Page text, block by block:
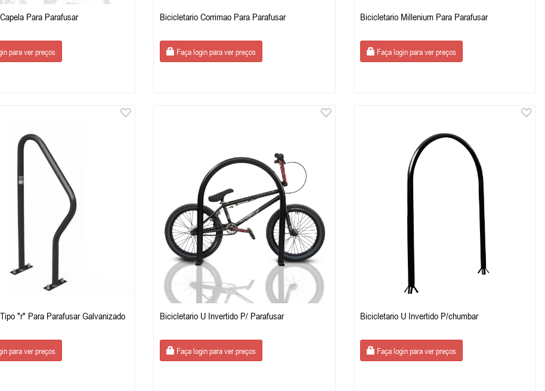
Para Parafusar
para ver preços
Bicicletario Corrimao Para Parafusar
Faça login para ver preços
Bicicletario Millenium Para Parafusar
Faça login para ver preços
"r" Para Parafusar Galvanizado
para ver preços
Bicicletario U Invertido P/ Parafusar
Faça login para ver preços
Bicicletario U Invertido P/chumbar
Faça login para ver preços